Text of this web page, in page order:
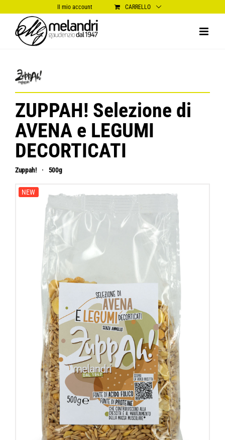
al
contenuto
Il mio account CARRELLO
ZUPPAH! Selezione di
AVENA e LEGUMI
DECORTICATI
Zuppah! 500g
NEW